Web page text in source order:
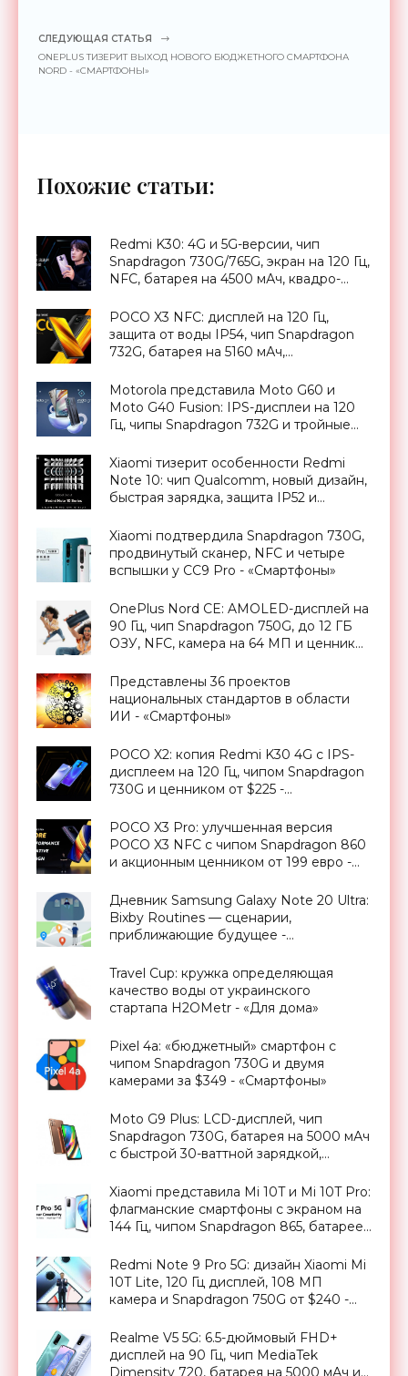
СЛЕДУЮЩАЯ СТАТЬЯ
ONEPLUS ТИЗЕРИТ ВЫХОД НОВОГО БЮДЖЕТНОГО СМАРТФОНА
NORD - «СМАРТФОНЫ»
Похожие статьи:
Redmi K30: 4G и 5G-версии, чип
Snapdragon 730G/765G, экран на 120 Гц,
NFC, батарея на 4500 мАч, квадро-
«Смартфоны»
POCO X3 NFC: дисплей на 120 Гц,
защита от воды IP54, чип Snapdragon
732G, батарея на 5160 мАч,
ценник от 229 евро - «Смартфоны»
Motorola представила Moto G60 и
Moto G40 Fusion: IPS-дисплеи на 120
Гц, чипы Snapdragon 732G и тройные
Xiaomi тизерит особенности Redmi
Note 10: чип Qualcomm, новый дизайн,
быстрая зарядка, защита IP52 и
«Смартфоны»
Xiaomi подтвердила Snapdragon 730G,
продвинутый сканер, NFC и четыре
вспышки у CC9 Pro - «Смартфоны»
OnePlus Nord CE: AMOLED-дисплей на
90 Гц, чип Snapdragon 750G, до 12 ГБ
ОЗУ, NFC, камера на 64 МП и ценник
Представлены 36 проектов
национальных стандартов в области
ИИ - «Смартфоны»
POCO X2: копия Redmi K30 4G с IPS-
дисплеем на 120 Гц, чипом Snapdragon
730G и ценником от $225 -
POCO X3 Pro: улучшенная версия
POCO X3 NFC с чипом Snapdragon 860
и акционным ценником от 199 евро -
Дневник Samsung Galaxy Note 20 Ultra:
Bixby Routines — сценарии,
приближающие будущее -
Travel Cup: кружка определяющая
качество воды от украинского
стартапа H2OMetr - «Для дома»
Pixel 4a: «бюджетный» смартфон с
чипом Snapdragon 730G и двумя
камерами за $349 - «Смартфоны»
Moto G9 Plus: LCD-дисплей, чип
Snapdragon 730G, батарея на 5000 мАч
с быстрой 30-ваттной зарядкой,
$422 - «Смартфоны»
Xiaomi представила Mi 10T и Mi 10T Pro:
флагманские смартфоны с экраном на
144 Гц, чипом Snapdragon 865, батареей
«Смартфоны»
Redmi Note 9 Pro 5G: дизайн Xiaomi Mi
10T Lite, 120 Гц дисплей, 108 МП
камера и Snapdragon 750G от $240 -
Realme V5 5G: 6.5-дюймовый FHD+
дисплей на 90 Гц, чип MediaTek
Dimensity 720, батарея на 5000 мАч и